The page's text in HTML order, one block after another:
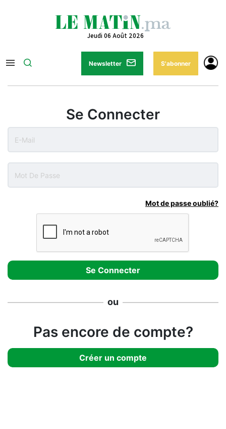
Jeudi 06 Août 2026
Newsletter S'abonner
Se Connecter
Mot de passe oublié?
ou
Pas encore de compte?
Créer un compte